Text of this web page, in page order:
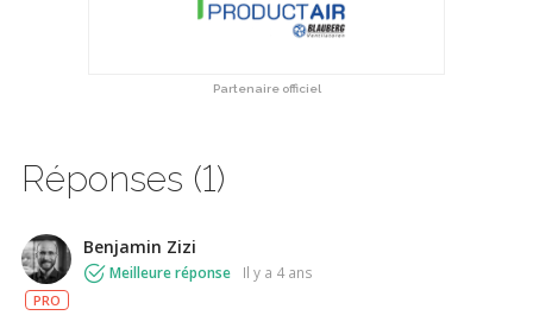
Partenaire officiel
Réponses (1)
PRO
Benjamin Zizi
Meilleure réponse il y a 4 ans